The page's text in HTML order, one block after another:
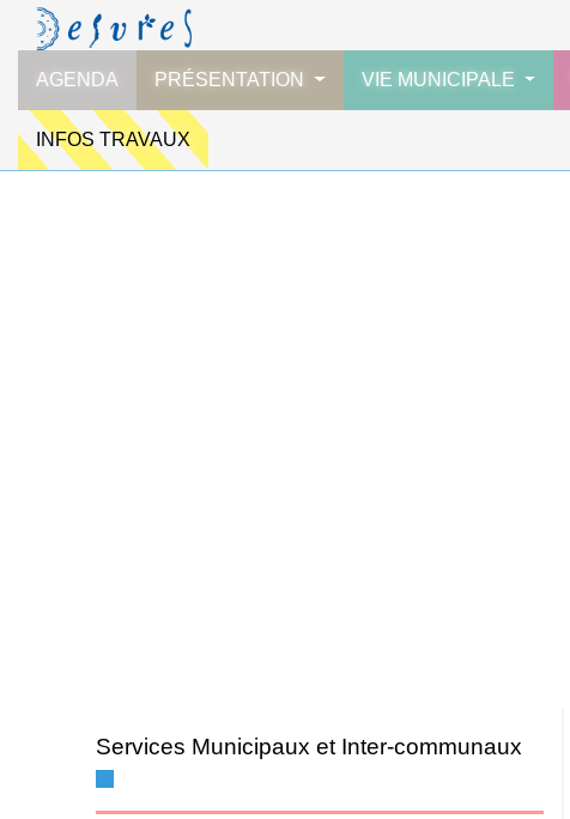
AGENDA PRÉSENTATION VIE MUNICIPALE
INFOS TRAVAUX
Services Municipaux et Inter-communaux